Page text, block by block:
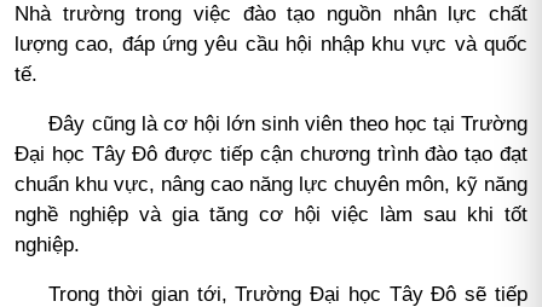
Nhà trường trong việc đào tạo nguồn nhân lực chất
lượng cao, đáp ứng yêu cầu hội nhập khu vực và quốc
tế.
Đây cũng là cơ hội lớn sinh viên theo học tại Trường
Đại học Tây Đô được tiếp cận chương trình đào tạo đạt
chuẩn khu vực, nâng cao năng lực chuyên môn, kỹ năng
nghề nghiệp và gia tăng cơ hội việc làm sau khi tốt
nghiệp.
Trong thời gian tới, Trường Đại học Tây Đô sẽ tiếp